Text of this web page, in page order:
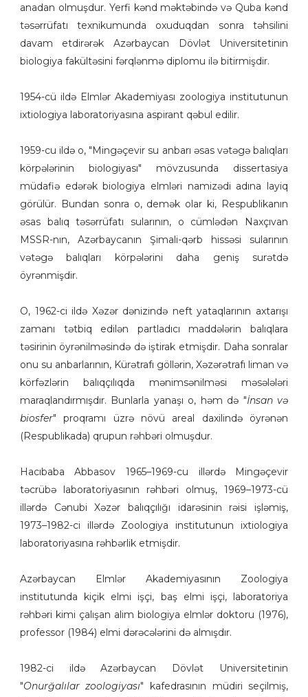
anadan olmuşdur. Yerfi kənd məktəbində və Quba kənd
təsərrüfatı texnikumunda oxuduqdan sonra təhsilini
davam etdirərək Azərbaycan Dövlət Universitetinin
biologiya fakültəsini fərqlənmə diplomu ilə bitirmişdir.
1954-cü ildə Elmlər Akademiyası zoologiya institutunun
ixtiologiya laboratoriyasına aspirant qəbul edilir.
1959-cu ildə o, "Mingəçevir su anbarı əsas vətəgə balıqları
körpələrinin biologiyası" mövzusunda dissertasiya
müdafiə edərək biologiya elmləri namizədi adına layiq
görülür. Bundan sonra o, demək olar ki, Respublikanın
əsas balıq təsərrüfatı sularının, o cümlədən Naxçıvan
MSSR-nın, Azərbaycanın Şimali-qərb hissəsi sularının
vətəgə balıqları körpələrini daha geniş surətdə
öyrənmişdir.
O, 1962-ci ildə Xəzər dənizində neft yataqlarının axtarışı
zamanı tətbiq edilən partladıcı maddələrin balıqlara
təsirinin öyrənilməsində də iştirak etmişdir. Daha sonralar
onu su anbarlarının, Kürətrafı göllərin, Xəzərətrafı liman və
körfəzlərin balıqçılıqda mənimsənilməsi məsələləri
maraqlandırmışdır. Bunlarla yanaşı o, həm də "İnsan və
biosfer" proqramı üzrə növü areal daxilində öyrənən
(Respublikada) qrupun rəhbəri olmuşdur.
Hacıbaba Abbasov 1965–1969-cu illərdə Mingəçevir
təcrübə laboratoriyasının rəhbəri olmuş, 1969–1973-cü
illərdə Cənubi Xəzər balıqçılığı idarəsinin rəisi işləmiş,
1973–1982-ci illərdə Zoologiya institutunun ixtiologiya
laboratoriyasına rəhbərlik etmişdir.
Azərbaycan Elmlər Akademiyasının Zoologiya
institutunda kiçik elmi işçi, baş elmi işçi, laboratoriya
rəhbəri kimi çalışan alim biologiya elmlər doktoru (1976),
professor (1984) elmi dərəcələrini də almışdır.
1982-ci ildə Azərbaycan Dövlət Universitetinin
"Onurğalılar zoologiyası" kafedrasının müdiri seçilmiş,